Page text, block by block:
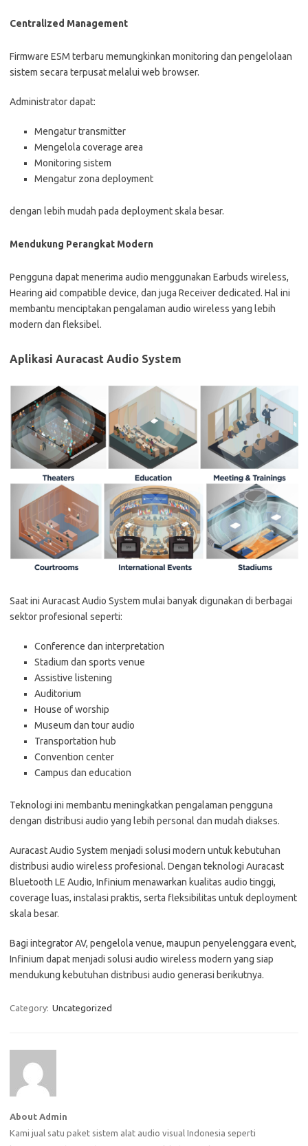
Centralized Management
Firmware ESM terbaru memungkinkan monitoring dan pengelolaan
sistem secara terpusat melalui web browser.
Administrator dapat:
Mengatur transmitter
Mengelola coverage area
Monitoring sistem
Mengatur zona deployment
dengan lebih mudah pada deployment skala besar.
Mendukung Perangkat Modern
Pengguna dapat menerima audio menggunakan Earbuds wireless,
Hearing aid compatible device, dan juga Receiver dedicated. Hal ini
membantu menciptakan pengalaman audio wireless yang lebih
modern dan fleksibel.
Aplikasi Auracast Audio System
Saat ini Auracast Audio System mulai banyak digunakan di berbagai
sektor profesional seperti:
Conference dan interpretation
Stadium dan sports venue
Assistive listening
Auditorium
House of worship
Museum dan tour audio
Transportation hub
Convention center
Campus dan education
Teknologi ini membantu meningkatkan pengalaman pengguna
dengan distribusi audio yang lebih personal dan mudah diakses.
Auracast Audio System menjadi solusi modern untuk kebutuhan
distribusi audio wireless profesional. Dengan teknologi Auracast
Bluetooth LE Audio, Infinium menawarkan kualitas audio tinggi,
coverage luas, instalasi praktis, serta fleksibilitas untuk deployment
skala besar.
Bagi integrator AV, pengelola venue, maupun penyelenggara event,
Infinium dapat menjadi solusi audio wireless modern yang siap
mendukung kebutuhan distribusi audio generasi berikutnya.
Category: Uncategorized
About Admin
Kami jual satu paket sistem alat audio visual Indonesia seperti